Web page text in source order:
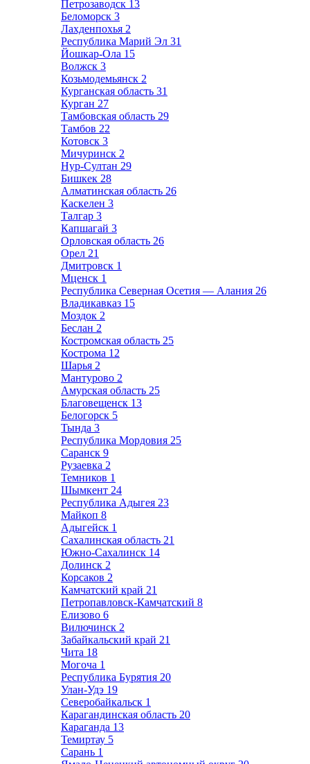
Петрозаводск 13
Беломорск 3
Лахденпохья 2
Республика Марий Эл 31
Йошкар-Ола 15
Волжск 3
Козьмодемьянск 2
Курганская область 31
Курган 27
Тамбовская область 29
Тамбов 22
Котовск 3
Мичуринск 2
Нур-Султан 29
Бишкек 28
Алматинская область 26
Каскелен 3
Талгар 3
Капшагай 3
Орловская область 26
Орел 21
Дмитровск 1
Мценск 1
Республика Северная Осетия — Алания 26
Владикавказ 15
Моздок 2
Беслан 2
Костромская область 25
Кострома 12
Шарья 2
Мантурово 2
Амурская область 25
Благовещенск 13
Белогорск 5
Тында 3
Республика Мордовия 25
Саранск 9
Рузаевка 2
Темников 1
Шымкент 24
Республика Адыгея 23
Майкоп 8
Адыгейск 1
Сахалинская область 21
Южно-Сахалинск 14
Долинск 2
Корсаков 2
Камчатский край 21
Петропавловск-Камчатский 8
Елизово 6
Вилючинск 2
Забайкальский край 21
Чита 18
Могоча 1
Республика Бурятия 20
Улан-Удэ 19
Северобайкальск 1
Карагандинская область 20
Караганда 13
Темиртау 5
Сарань 1